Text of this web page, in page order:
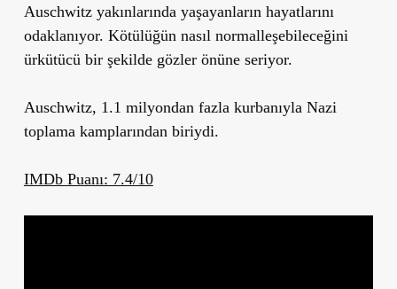
Auschwitz yakınlarında yaşayanların hayatlarını
odaklanıyor. Kötülüğün nasıl normalleşebileceğini
ürkütücü bir şekilde gözler önüne seriyor.
Auschwitz, 1.1 milyondan fazla kurbanıyla Nazi
toplama kamplarından biriydi.
IMDb Puanı: 7.4/10